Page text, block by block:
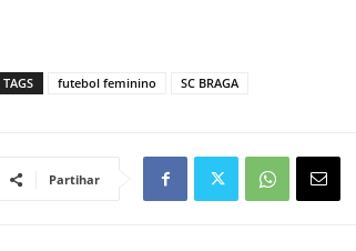
TAGS futebol feminino SC BRAGA
Partihar